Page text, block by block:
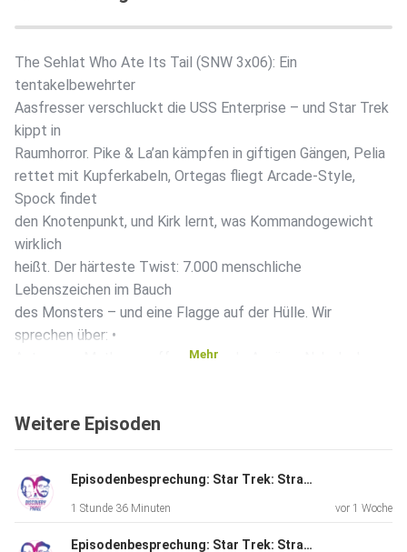
The Sehlat Who Ate Its Tail (SNW 3x06): Ein
tentakelbewehrter
Aasfresser verschluckt die USS Enterprise – und Star Trek
kippt in
Raumhorror. Pike & La’an kämpfen in giftigen Gängen, Pelia
rettet mit Kupferkabeln, Ortegas fliegt Arcade-Style,
Spock findet
den Knotenpunkt, und Kirk lernt, was Kommandogewicht
wirklich
heißt. Der härteste Twist: 7.000 menschliche
Lebenszeichen im Bauch
des Monsters – und eine Flagge auf der Hülle. Wir
sprechen über: •
Astrovore-Mythos, waffensaugende Anzüge, Nabelschnur
Warpgondeln
kosmisches
Sodbrennen • Joystick-Enterprise: Ortegas, Una, M’Benga •
3-Torpedo-Mattzug und Pikes Verantwortungstränen
Mehr
Weitere Episoden
Episodenbesprechung: Star Trek: Strange New Worlds – „The Griffin Incident“ (S04E02)
1 Stunde 36 Minuten vor 1 Woche
Episodenbesprechung: Star Trek: Strange New Worlds – „Valles Marineris“ (S04E01)